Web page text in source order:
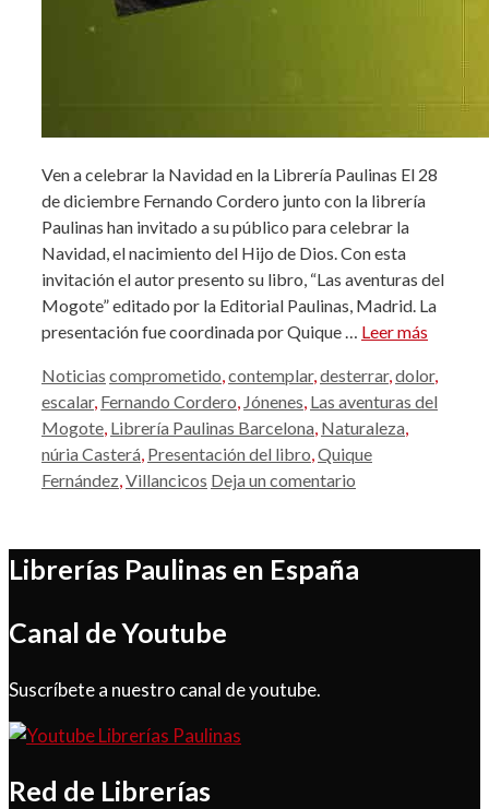
Ven a celebrar la Navidad en la Librería Paulinas El 28
de diciembre Fernando Cordero junto con la librería
Paulinas han invitado a su público para celebrar la
Navidad, el nacimiento del Hijo de Dios. Con esta
invitación el autor presento su libro, “Las aventuras del
Mogote” editado por la Editorial Paulinas, Madrid. La
presentación fue coordinada por Quique … Leer más
Categorías
Noticias Etiquetas
comprometido,contemplar,desterrar,dolor,
escalar, Fernando Cordero, Jónenes, Las aventuras del
Mogote, Librería Paulinas Barcelona, Naturaleza,
núria Casterá, Presentación del libro,Quique
Fernández,Villancicos Deja un comentario
Librerías Paulinas en España
Canal de Youtube
Suscríbete a nuestro canal de youtube.
Red de Librerías